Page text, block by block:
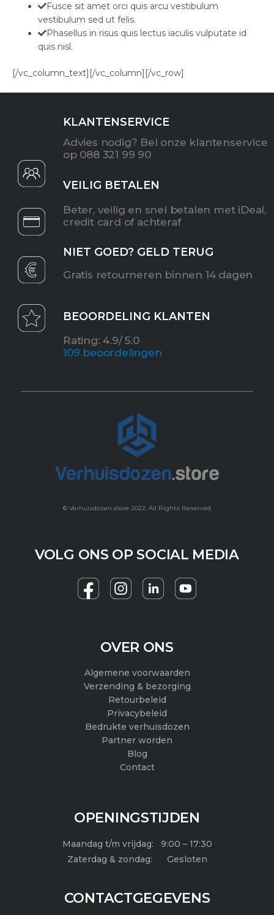
Fusce sit amet orci quis arcu vestibulum
vestibulum sed ut felis.
Phasellus in risus quis lectus iaculis vulputate id
quis nisl.
[/vc_column_text][/vc_column][/vc_row]
KLANTENSERVICE
Advies nodig? Bel onze klantenservice
op 088 321 99 90
VEILIG BETALEN
Beter, veilig en snel betalen met iDeal,
credit card of achteraf
NIET GOED? GELD TERUG
Gratis retourneren binnen 14 dagen
BEOORDELING KLANTEN
Rating: 4.9/ 5.0
109 beoordelingen
© Verhuisdozen.store 2022, All Rights Reserved
VOLG ONS OP SOCIAL MEDIA
F
a
b
o
k
I
n
t
a
g
r
a
m
Y
o
u
b
OVER ONS
Algemene voorwaarden
Verzending & bezorging
Retourbeleid
Privacybeleid
Bedrukte verhuisdozen
Partner worden
Blog
Contact
OPENINGSTIJDEN
Maandag t/m vrijdag: 9:00 – 17:30
Zaterdag & zondag: Gesloten
CONTACTGEGEVENS